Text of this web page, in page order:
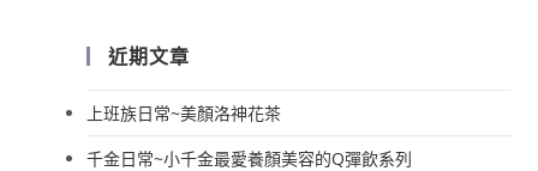
近期文章
上班族日常~美顏洛神花茶
千金日常~小千金最愛養顏美容的Q彈飲系列